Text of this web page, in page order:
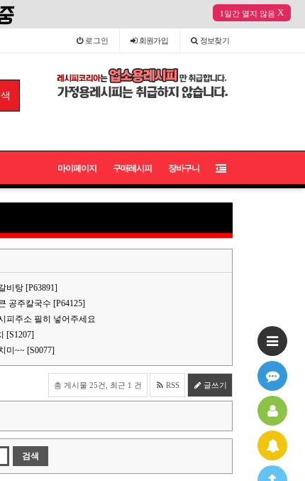
1일간 열지 않음 X
로그인 회원가입 정보찾기
마이페이지 구매레시피 장바구니
비탕 [P63891]
공주칼국수 [P64125]
피주소 필히 넣어주세요
[S1207]
미~~ [S0077]
총 게시물 25건, 최근 1 건 RSS 글쓰기